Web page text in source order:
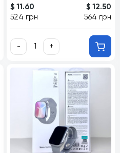
$ 11.60
524 грн
$ 12.50
564 грн
- +